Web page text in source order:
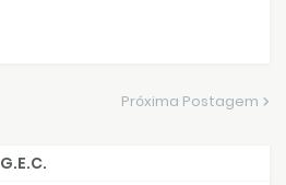
Próxima Postagem
G.E.C.